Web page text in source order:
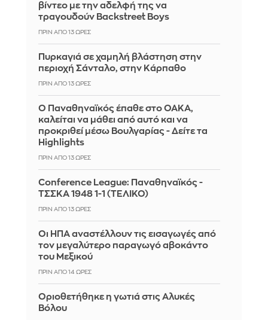
βίντεο με την αδελφή της να
τραγουδούν Backstreet Boys
ΠΡΙΝ ΑΠΌ 13 ΏΡΕΣ
Πυρκαγιά σε χαμηλή βλάστηση στην
περιοχή Σάνταλο, στην Κάρπαθο
ΠΡΙΝ ΑΠΌ 13 ΏΡΕΣ
Ο Παναθηναϊκός έπαθε στο ΟΑΚΑ,
καλείται να μάθει από αυτό και να
προκριθεί μέσω Βουλγαρίας - Δείτε τα
Highlights
ΠΡΙΝ ΑΠΌ 13 ΏΡΕΣ
Conference League: Παναθηναϊκός -
ΤΣΣΚΑ 1948 1-1 (ΤΕΛΙΚΟ)
ΠΡΙΝ ΑΠΌ 13 ΏΡΕΣ
Οι ΗΠΑ αναστέλλουν τις εισαγωγές από
τον μεγαλύτερο παραγωγό αβοκάντο
του Μεξικού
ΠΡΙΝ ΑΠΌ 14 ΏΡΕΣ
Οριοθετήθηκε η γωτιά στις Αλυκές
Βόλου